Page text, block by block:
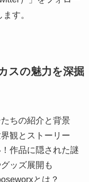
す。
スの魅力を深掘
ちの紹介と背景
観とストーリー
作品に隠された謎
ッズ展開も
とは？